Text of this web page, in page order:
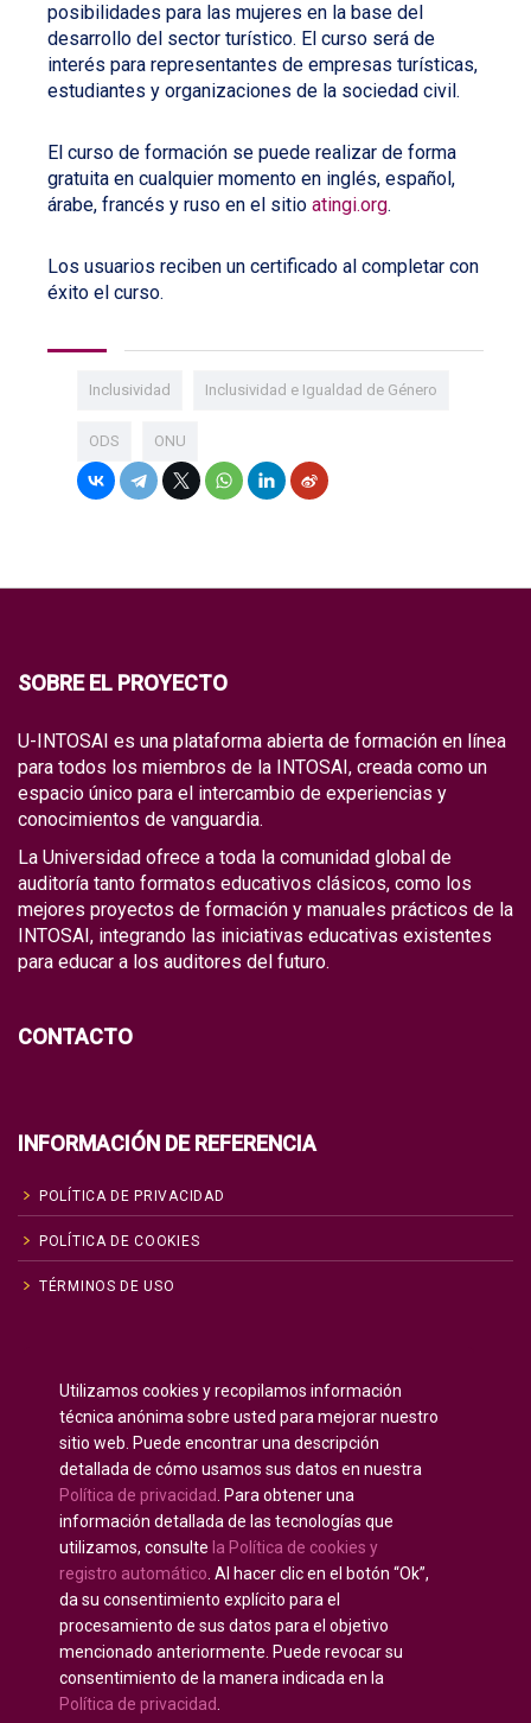
posibilidades para las mujeres en la base del
desarrollo del sector turístico. El curso será de
interés para representantes de empresas turísticas,
estudiantes y organizaciones de la sociedad civil.
El curso de formación se puede realizar de forma
gratuita en cualquier momento en inglés, español,
árabe, francés y ruso en el sitio atingi.org.
Los usuarios reciben un certificado al completar con
éxito el curso.
Inclusividad Inclusividad e Igualdad de Género
ODS ONU
SOBRE EL PROYECTO
U-INTOSAI es una plataforma abierta de formación en línea
para todos los miembros de la INTOSAI, creada como un
espacio único para el intercambio de experiencias y
conocimientos de vanguardia.
La Universidad ofrece a toda la comunidad global de
auditoría tanto formatos educativos clásicos, como los
mejores proyectos de formación y manuales prácticos de la
INTOSAI, integrando las iniciativas educativas existentes
para educar a los auditores del futuro.
CONTACTO
INFORMACIÓN DE REFERENCIA
POLÍTICA DE PRIVACIDAD
POLÍTICA DE COOKIES
TÉRMINOS DE USO
Русский
Ruso)
Español
Français(Francés)
Alemán
العربية(Árabe )
Português(Portugués, Portugal)
Utilizamos cookies y recopilamos información
técnica anónima sobre usted para mejorar nuestro
sitio web. Puede encontrar una descripción
detallada de cómo usamos sus datos en nuestra
Política de privacidad
. Para obtener una
información detallada de las tecnologías que
utilizamos, consulte la Política de cookies y
registro automático . Al hacer clic en el botón “Ok”,
da su consentimiento explícito para el
procesamiento de sus datos para el objetivo
mencionado anteriormente. Puede revocar su
consentimiento de la manera indicada en la
Política de privacidad